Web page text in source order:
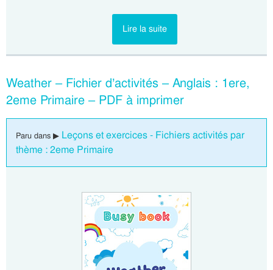
Lire la suite
Weather – Fichier d’activités – Anglais : 1ere,
2eme Primaire – PDF à imprimer
Paru dans ▶ Leçons et exercices - Fichiers activités par
thème : 2eme Primaire